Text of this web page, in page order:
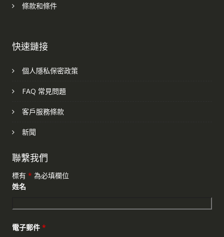
條款和條件
快速鏈接
個人隱私保密政策
FAQ 常見問題
客戶服務條款
新聞
聯繫我們
標有 * 為必填欄位
姓名
電子郵件 *